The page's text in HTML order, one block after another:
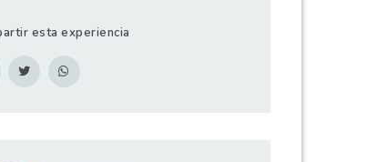
esta experiencia